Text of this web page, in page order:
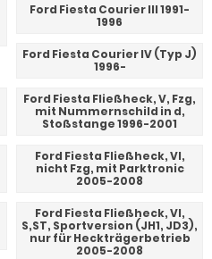
Ford Fiesta Courier III 1991-
1996
Ford Fiesta Courier IV (Typ J)
1996-
Ford Fiesta Fließheck, V, Fzg,
mit Nummernschild in d,
Stoßstange 1996-2001
Ford Fiesta Fließheck, VI,
nicht Fzg, mit Parktronic
2005-2008
Ford Fiesta Fließheck, VI,
S,ST, Sportversion (JH1, JD3),
nur für Heckträgerbetrieb
2005-2008